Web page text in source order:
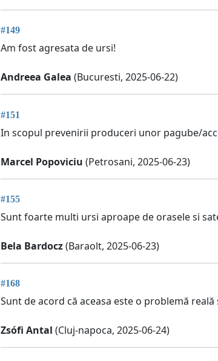
#149
Am fost agresata de ursi!
Andreea Galea (Bucuresti, 2025-06-22)
#151
In scopul prevenirii produceri unor pagube/
Marcel Popoviciu (Petrosani, 2025-06-23)
#155
Sunt foarte multi ursi aproape de orasele si
Bela Bardocz(Baraolt, 2025-06-23)
#168
Sunt de acord că aceasa este o problemă
Zsófi Antal (Cluj-napoca, 2025-06-24)